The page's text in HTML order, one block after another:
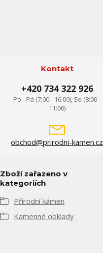
Kontakt
+420 734 322 926
Po - Pá (7:00 - 16:00), So (8:00 -
11:00)
obchod@prirodni-kamen.cz
Zboží zařazeno v
kategoriích
Přírodní kámen
Kamenné obklady